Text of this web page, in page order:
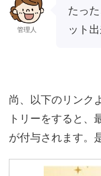
管理人
たっ
ット
尚、以下のリンク
トリーをすると、
が付与されます。